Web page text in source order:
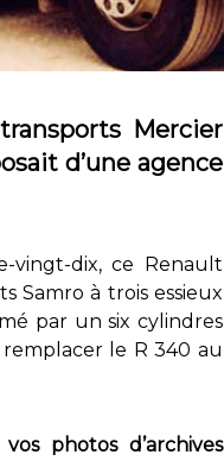
Mercier
d’une agence
vingt-dix, ce Renault
Samro à trois essieux
par un six cylindres
le R 340 au
photos d’archives